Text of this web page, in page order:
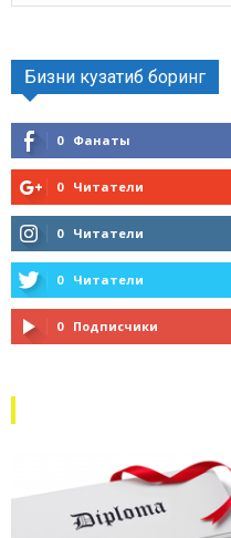
Бизни кузатиб боринг
0 Фанаты
0 Читатели
0 Читатели
0 Читатели
0 Подписчики